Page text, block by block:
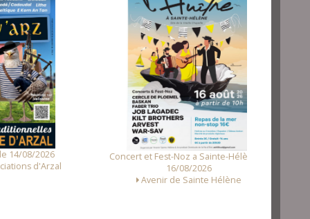
Concert et Fest-Noz a Sainte-Hélène le
16/08/2026
Avenir de Sainte Hélène